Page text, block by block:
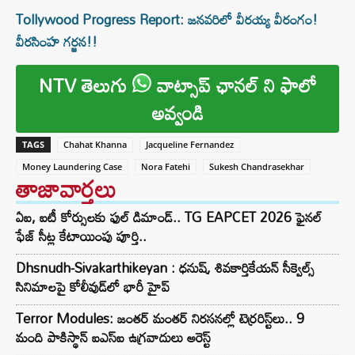
Tollywood Progress Report: జనవరిలో వీరయ్య వీరంగం!
వీరసింహ గర్జన!!
NTV తెలుగు వాట్సాప్ ఛానల్ ని ఫాలో
అవ్వండి
TAGS Chahat Khanna
Jacqueline Fernandez
Money Laundering Case
Nora Fatehi Sukesh Chandrasekhar
తాజావార్తలు
ఏఐ, ఐటీ కోర్సులకు ఫుల్ డిమాండ్.. TG EAPCET 2026 ఫైనల్
ఫేజ్ సీట్ల కేటాయింపు పూర్తి..
Dhsnudh-Sivakarthikeyan : ధనుష్, శివకార్తికేయన్ సీక్వెల్స్
సినిమాలపై కోలీవుడ్‌లో భారీ హైప్
Terror Modules: జంతర్ మంతర్ నిరసనల్లో టెర్రరిస్ట్‌లు.. 9
మంది పాకిస్థాన్ ఐఎస్ఐ ఉగ్రవాదులు అరెస్ట్